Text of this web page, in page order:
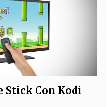
Stick Con Kodi